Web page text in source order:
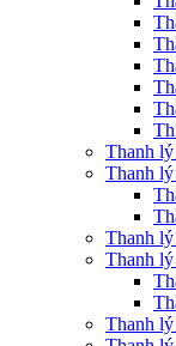
Thanh lý
Thanh lý
Thanh
Thanh lý
Thanh lý